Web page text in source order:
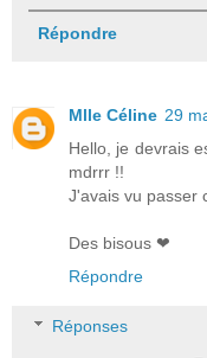
Répondre
Mlle Céline 29
Hello, je devrais
mdrrr !!
J'avais vu passer
Des bisous ❤
Répondre
Réponses